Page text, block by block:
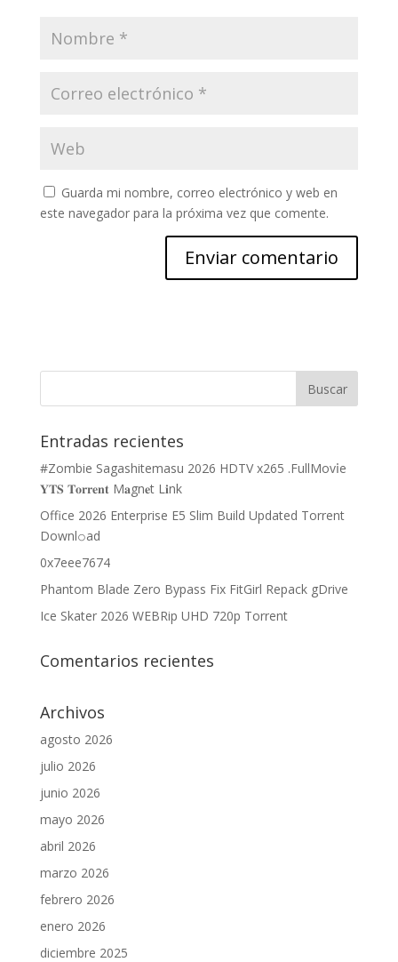
Guarda mi nombre, correo electrónico y web en
este navegador para la próxima vez que comente.
Entradas recientes
#Zombie Sagashitemasu 2026 HDTV x265 .FullMov𝗂e
𝐘𝐓𝐒 𝐓𝐨𝐫𝐫𝐞𝐧𝐭 M𝐚gn𝐞t L𝐢nk
Office 2026 Enterprise E5 Slim Build Updated Torrent
Downl𝚘аd
0x7eee7674
Phantom Blade Zero Bypass Fix FitGirl Repack gDrive
Ice Skater 2026 WEBRip UHD 720p Torrent
Comentarios recientes
Archivos
agosto 2026
julio 2026
junio 2026
mayo 2026
abril 2026
marzo 2026
febrero 2026
enero 2026
diciembre 2025